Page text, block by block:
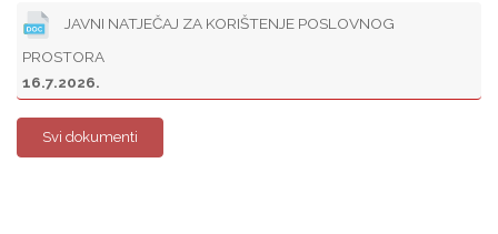
JAVNI NATJEČAJ ZA KORIŠTENJE POSLOVNOG
PROSTORA
16.7.2026.
Svi dokumenti